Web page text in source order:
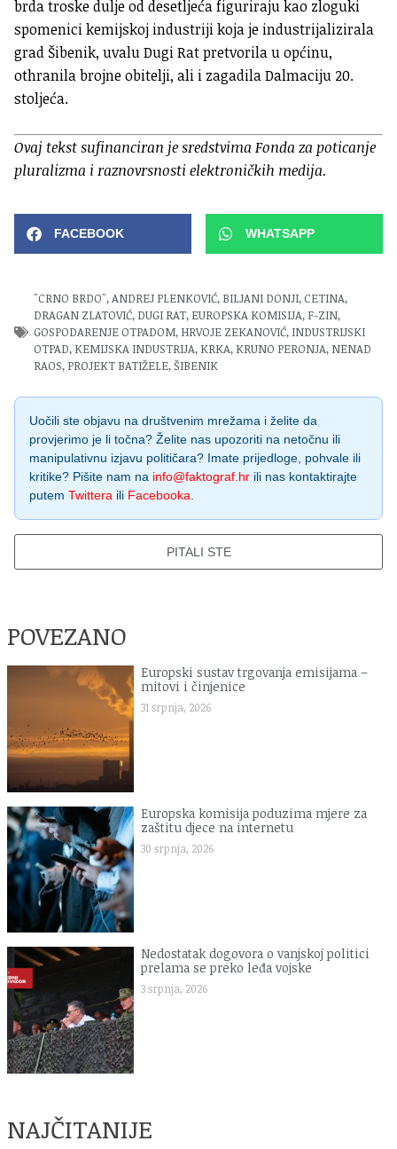
brda troske dulje od desetljeća figuriraju kao zloguki
spomenici kemijskoj industriji koja je industrijalizirala
grad Šibenik, uvalu Dugi Rat pretvorila u općinu,
othranila brojne obitelji, ali i zagadila Dalmaciju 20.
stoljeća.
Ovaj tekst sufinanciran je sredstvima Fonda za poticanje
pluralizma i raznovrsnosti elektroničkih medija.
FACEBOOK WHATSAPP
"CRNO BRDO",ANDREJ PLENKOVIĆ, BILJANI DONJI,CETINA,
DRAGAN ZLATOVIĆ, DUGI RAT, EUROPSKA KOMISIJA, F-ZIN,
GOSPODARENJE OTPADOM, HRVOJE ZEKANOVIĆ, INDUSTRIJSKI
OTPAD, KEMIJSKA INDUSTRIJA, KRKA, KRUNO PERONJA, NENAD
RAOS, PROJEKT BATIŽELE,ŠIBENIK
Uočili ste objavu na društvenim mrežama i želite da
provjerimo je li točna? Želite nas upozoriti na netočnu ili
manipulativnu izjavu političara? Imate prijedloge, pohvale ili
kritike? Pišite nam na info@faktograf.hr ili nas kontaktirajte
putem Twittera ili Facebooka
PITALI STE
POVEZANO
Europski sustav trgovanja emisijama –
mitovi i činjenice
31 srpnja, 2026
Europska komisija poduzima mjere za
zaštitu djece na internetu
30 srpnja, 2026
Nedostatak dogovora o vanjskoj politici
prelama se preko leđa vojske
3 srpnja, 2026
NAJČITANIJE